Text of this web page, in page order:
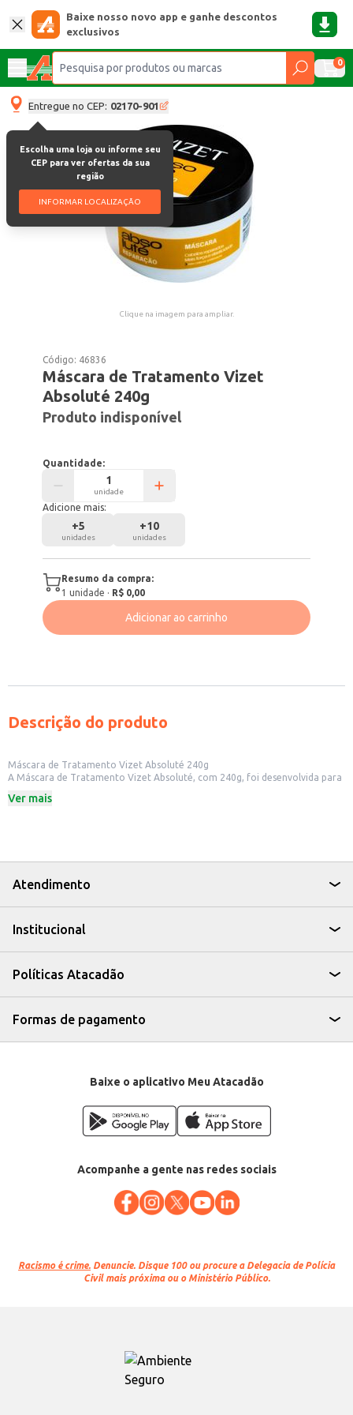
Baixe nosso novo app e ganhe descontos
exclusivos
0
Entregue no CEP: 02170-901
Escolha uma loja ou informe seu
CEP para ver ofertas da sua
região
INFORMAR LOCALIZAÇÃO
Clique na imagem para ampliar.
Código: 46836
Máscara de Tratamento Vizet
Absoluté 240g
Produto indisponível
Quantidade:
unidade
Adicione mais:
+5
unidades
+10
unidades
Resumo da compra:
1 unidade · R$ 0,00
Adicionar ao carrinho
Descrição do produto
Máscara de Tratamento Vizet Absoluté 240g
A Máscara de Tratamento Vizet Absoluté, com 240g, foi desenvolvida para
máscara ajuda a revitalizar os cabelos, proporcionando uma aparência
Enxágue abundantemente.
A Máscara de Tratamento Vizet Absoluté é uma opção para quem busca
um produto de cuidado capilar que auxilie na manutenção da saúde e
Ver mais
Atendimento
Institucional
Políticas Atacadão
Formas de pagamento
Baixe o aplicativo Meu Atacadão
Acompanhe a gente nas redes sociais
Racismo é crime. Denuncie. Disque 100 ou procure a Delegacia de Polícia
Civil mais próxima ou o Ministério Público.